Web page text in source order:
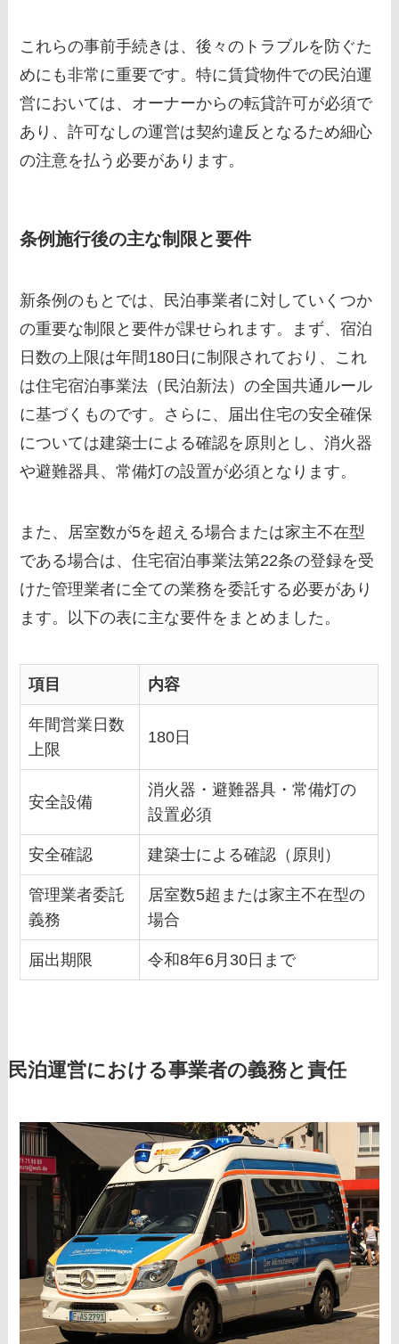
これらの事前手続きは、後々のトラブルを防ぐた
めにも非常に重要です。特に賃貸物件での民泊運
営においては、オーナーからの転貸許可が必須で
あり、許可なしの運営は契約違反となるため細心
の注意を払う必要があります。
条例施行後の主な制限と要件
新条例のもとでは、民泊事業者に対していくつか
の重要な制限と要件が課せられます。まず、宿泊
日数の上限は年間180日に制限されており、これ
は住宅宿泊事業法（民泊新法）の全国共通ルール
に基づくものです。さらに、届出住宅の安全確保
については建築士による確認を原則とし、消火器
や避難器具、常備灯の設置が必須となります。
また、居室数が5を超える場合または家主不在型
である場合は、住宅宿泊事業法第22条の登録を受
けた管理業者に全ての業務を委託する必要があり
ます。以下の表に主な要件をまとめました。
項目 内容
年間営業日数
上限
180日
安全設備
消火器・避難器具・常備灯の
設置必須
安全確認 建築士による確認（原則）
管理業者委託
義務
居室数5超または家主不在型の
場合
届出期限 令和8年6月30日まで
民泊運営における事業者の義務と責任